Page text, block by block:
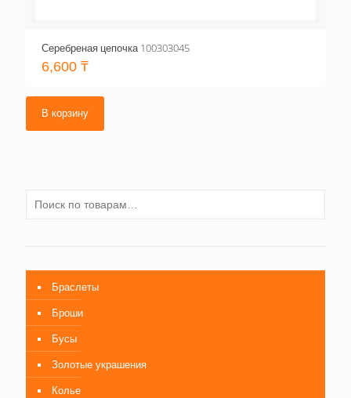
Серебреная цепочка 100303045
6,600 ₸
В корзину
Браслеты
Броши
Бусы
Золотые украшения
Колье